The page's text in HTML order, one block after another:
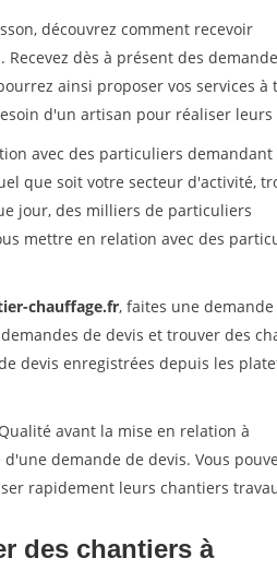
découvrez comment recevoir
dès à présent des
ainsi proposer vos services à
d'un artisan pour réaliser leurs
avec des particuliers demandant
que soit votre secteur d'activité,
jour, des milliers de particuliers
mettre en relation avec des
chauffage.fr, faites une
de devis et trouver des
devis enregistrées depuis les
avant la mise en relation à
demande de devis. Vous
rapidement leurs chantiers
des chantiers à